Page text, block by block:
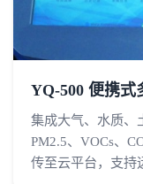
YQ-500 便携式
集成大气、水质、
PM2.5、VOCs、
传至云平台，支持